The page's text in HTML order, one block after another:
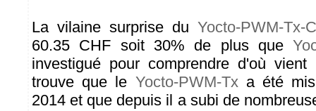
La vilaine surprise du Yocto-PWM-Tx-C
60.35 CHF soit 30% de plus que
investigué pour comprendre d'où
trouve que le Yocto-PWM-Txa été mis
2014 et que depuis il a subi de